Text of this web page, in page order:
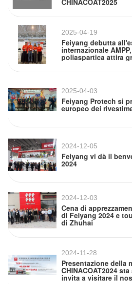
2025-04-19
Feiyang debutta
internazionale
poliaspartica attira
2025-04-03
Feiyang Protech si
europeo dei
2024-12-05
Feiyang vi dà il
2024
2024-12-03
Cena di
di Feiyang 2024 e
di Zhuhai
2024-11-28
Presentazione della
CHINACOAT2024
invita a visitare il